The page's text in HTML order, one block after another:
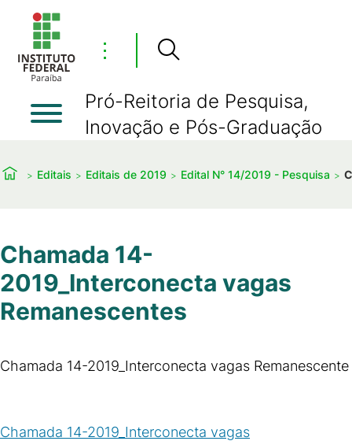
⋮
Pró-Reitoria de Pesquisa,
Inovação e Pós-Graduação
Editais Editais de 2019 Edital N° 14/2019 - Pesquisa
Chamada 14-
2019_Interconecta vagas
Remanescentes
Chamada 14-2019_Interconecta vagas Remanescente
Chamada 14-2019_Interconecta vagas